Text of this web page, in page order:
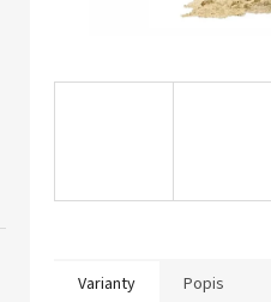
Varianty Popis